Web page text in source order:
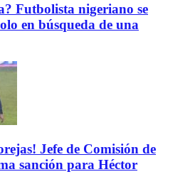
Futbolista nigeriano se
en búsqueda de una
Jefe de Comisión de
sanción para Héctor